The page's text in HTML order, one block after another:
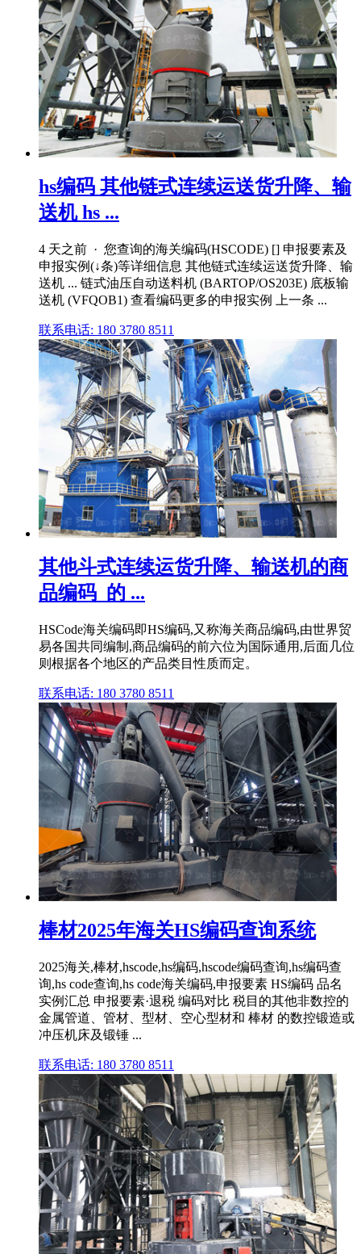
hs编码 其他链式连续运送货升降、输
送机 hs ...
4 天之前 · 您查询的海关编码(HSCODE) [] 申报要素及
申报实例(↓条)等详细信息 其他链式连续运送货升降、输
送机 ... 链式油压自动送料机 (BARTOP/OS203E) 底板输
送机 (VFQOB1) 查看编码更多的申报实例 上一条 ...
联系电话: 180 3780 8511
其他斗式连续运货升降、输送机的商
品编码_的 ...
HSCode海关编码即HS编码,又称海关商品编码,由世界贸
易各国共同编制,商品编码的前六位为国际通用,后面几位
则根据各个地区的产品类目性质而定。
联系电话: 180 3780 8511
棒材2025年海关HS编码查询系统
2025海关,棒材,hscode,hs编码,hscode编码查询,hs编码查
询,hs code查询,hs code海关编码,申报要素 HS编码 品名
实例汇总 申报要素·退税 编码对比 税目的其他非数控的
金属管道、管材、型材、空心型材和 棒材 的数控锻造或
冲压机床及锻锤 ...
联系电话: 180 3780 8511